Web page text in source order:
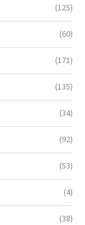
(125)
(60)
(171)
(135)
(34)
(92)
(53)
(4)
(38)